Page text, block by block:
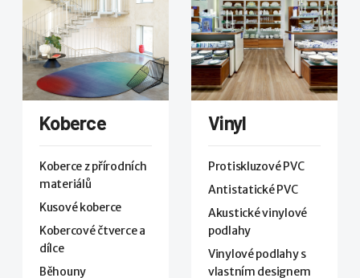
Koberce
Koberce z přírodních
materiálů
Kusové koberce
Kobercové čtverce a
dílce
Běhouny
Vinyl
Protiskluzové PVC
Antistatické PVC
Akustické vinylové
podlahy
Vinylové podlahy s
vlastním designem